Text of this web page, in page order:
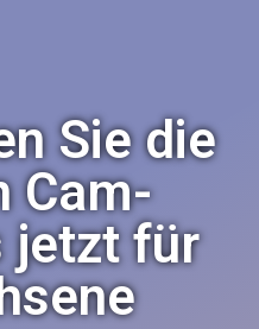
Sie die
Cam-
jetzt für